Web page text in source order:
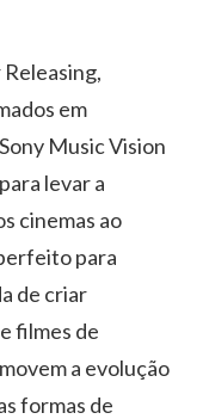
em
Music Vision
levar a
cinemas ao
para
de criar
filmes de
a evolução
formas de